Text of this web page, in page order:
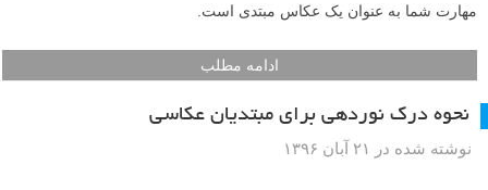
مهارت شما به عنوان یک عکاس مبتدی است.
ادامه مطلب
نحوه درک نوردهی برای مبتدیان عکاسی
نوشته شده در ۲۱ آبان ۱۳۹۶